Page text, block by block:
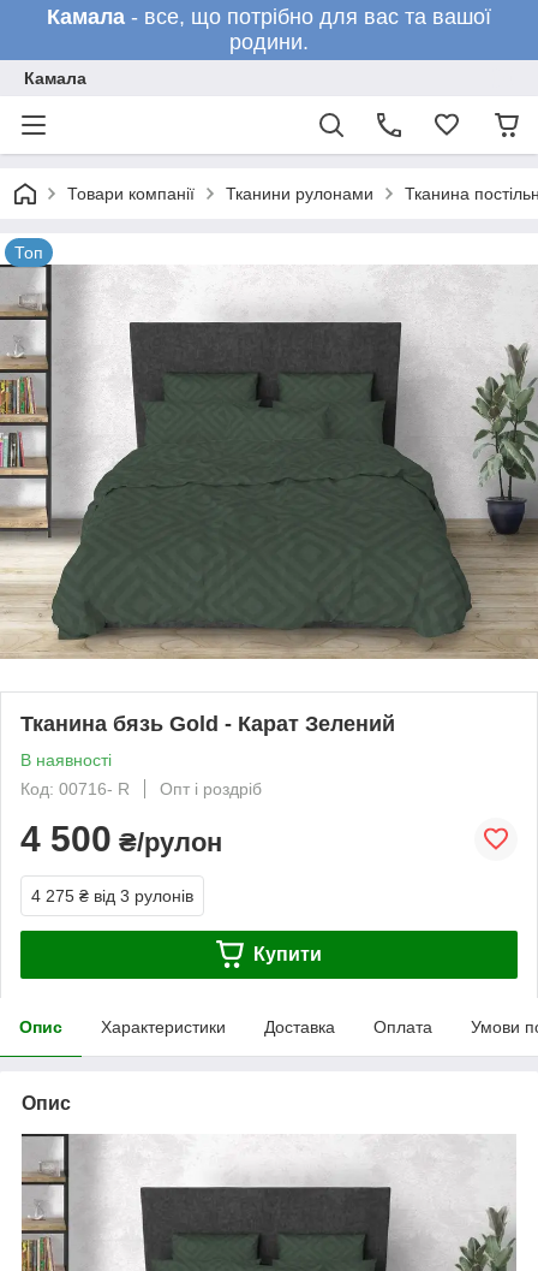
Камала - все, що потрібно для вас та вашої
родини.
Камала
Товари компанії Тканини рулонами Тканина
Топ
Тканина бязь Gold - Карат Зелений
В наявності
Код: 00716- R
Опт і роздріб
4 500 ₴/рулон
4 275 ₴ від 3 рулонів
Купити
Опис Характеристики Доставка Оплата Умови
Опис